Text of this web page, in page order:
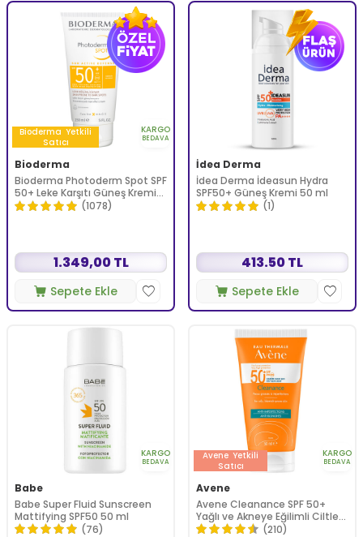
Bioderma Yetkili
Satıcı
KARGO
BEDAVA
Bioderma
Bioderma Photoderm Spot SPF
50+ Leke Karşıtı Güneş Kremi
150 ml
(1078)
1.349,00 TL
Sepete Ekle
İdea Derma
İdea Derma İdeasun Hydra
SPF50+ Güneş Kremi 50 ml
(1)
413.50 TL
Sepete Ekle
KARGO
BEDAVA
Babe
Babe Super Fluid Sunscreen
Mattifying SPF50 50 ml
(76)
Avene Yetkili
Satıcı
KARGO
BEDAVA
Avene
Avene Cleanance SPF 50+
Yağlı ve Akneye Eğilimli Ciltler
İçin Güneş Kremi 50 ml
(210)